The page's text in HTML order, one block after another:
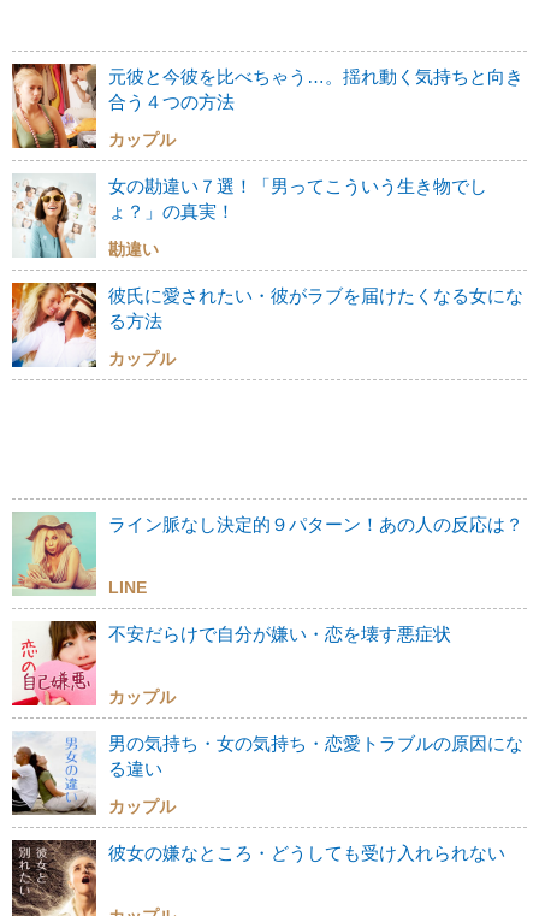
元彼と今彼を比べちゃう…。揺れ動く気持ちと向き
合う４つの方法
カップル
女の勘違い７選！「男ってこういう生き物でし
ょ？」の真実！
勘違い
彼氏に愛されたい・彼がラブを届けたくなる女にな
る方法
カップル
ライン脈なし決定的９パターン！あの人の反応は？
LINE
不安だらけで自分が嫌い・恋を壊す悪症状
カップル
男の気持ち・女の気持ち・恋愛トラブルの原因にな
る違い
カップル
彼女の嫌なところ・どうしても受け入れられない